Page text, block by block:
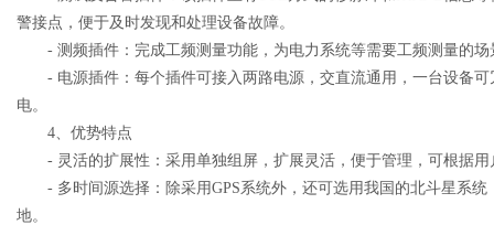
警接点，便于及时发现和处理设备故障。
- 测频插件：完成工频测量功能，为电力系统等需要工频测量的场
- 电源插件：每个插件可接入两路电源，交直流通用，一台设备可
电。
4、优势特点
- 灵活的扩展性：采用单独组屏，扩展灵活，便于管理，可根据用
- 多时间源选择：除采用GPS系统外，还可选用我国的北斗星系统
地。